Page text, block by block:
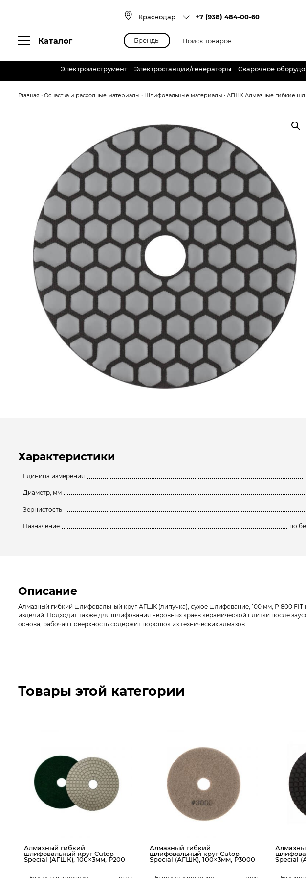
Краснодар +7 (938) 484-00-60
Каталог Бренды товаров
Электроинструмент Электростанции/генераторы Сварочное
Главная • Оснастка и расходные материалы • Шлифовальные материалы • АГШК Алмазные гибкие
Характеристики
Единица измерения
Диаметр, мм
Зернистость
Назначение по
Описание
Алмазный гибкий шлифовальный круг АГШК (липучка), сухое шлифование, 100 мм, Р 800
изделий. Подходит также для шлифования неровных краев керамической плитки после
основа, рабочая поверхность содержит порошок из технических алмазов.
Товары этой категории
Алмазный гибкий
шлифовальный круг Cutop
Special (АГШК), 100×3мм, Р200
Алмазный гибкий
шлифовальный круг Cutop
Special (АГШК), 100×3мм, Р3000
Special